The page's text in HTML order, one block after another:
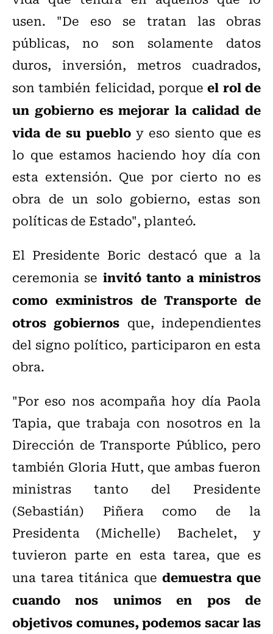
usen. "De eso se tratan las obras
públicas, no son solamente datos
duros, inversión, metros cuadrados,
son también felicidad, porqueel rol de
un gobierno es mejorar la calidad de
vida de su pueblo y eso siento que es
lo que estamos haciendo hoy día con
esta extensión. Que por cierto no es
obra de un solo gobierno, estas son
políticas de Estado", planteó.
El Presidente Boric destacó que a la
ceremonia se invitó tanto a ministros
como exministros de Transporte de
otros gobiernos que, independientes
del signo político, participaron en esta
obra.
"Por eso nos acompaña hoy día Paola
Tapia, que trabaja con nosotros en la
Dirección de Transporte Público, pero
también Gloria Hutt, que ambas fueron
ministras tanto del Presidente
(Sebastián) Piñera como de la
Presidenta (Michelle) Bachelet, y
tuvieron parte en esta tarea, que es
una tarea titánica que demuestra que
cuando nos unimos en pos de
objetivos comunes, podemos sacar las